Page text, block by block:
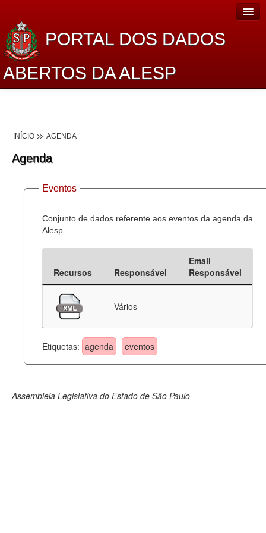
PORTAL DOS DADOS
ABERTOS DA ALESP
Lei de Acesso à Informação
Dados Governamentais Abertos
Planejamento
Catálogo de dados
Deputados Estaduais
Administração
Legislação
INÍCIO AGENDA
Agenda
Eventos
Conjunto de dados referente aos eventos da agenda da
Alesp.
Recursos Responsável
Email
Responsável
Vários
Etiquetas: agenda eventos
Assembleia Legislativa do Estado de São Paulo